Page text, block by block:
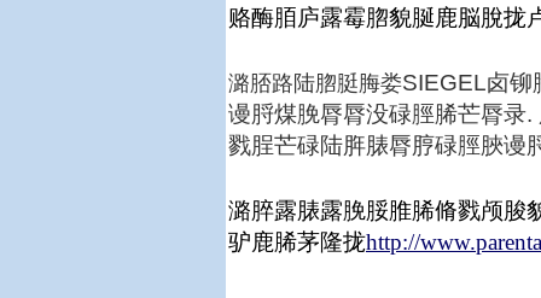
赂酶脜庐露霉脗貌脠鹿脳脫拢
潞脴路陆脗脡脢娄SIEGEL卤铆
谩脟煤脕脣脣没碌脛脪芒脣录
戮脭芒碌陆脌脿脣脝碌脛脥谩
潞脺露脿露脕脮脽脪脩戮颅脧
驴鹿脪茅隆拢http://